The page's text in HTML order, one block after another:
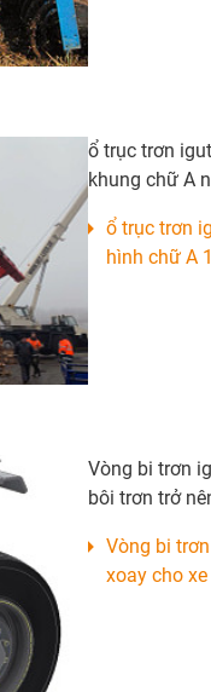
ổ trục trơn
khung chữ A
ổ trục trơn
hình chữ A
Vòng bi trơn
bôi trơn trở
Vòng bi
xoay cho xe